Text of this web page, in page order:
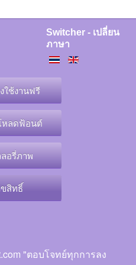
"ตอบโจทย์ทุกการลง
ใช้งานฟรี
หลดฟ้อนต์
อรี่ภาพ
สิทธิ์
Switcher - เปลี่ยน
ภาษา